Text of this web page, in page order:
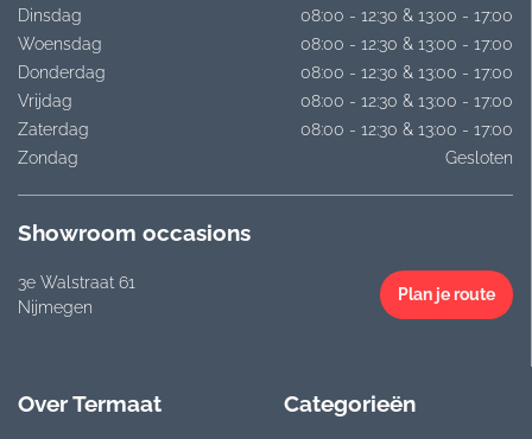
Dinsdag
08:00 - 12:30 & 13:00 - 17:00
Woensdag
08:00 - 12:30 & 13:00 - 17:00
Donderdag
08:00 - 12:30 & 13:00 - 17:00
Vrijdag
08:00 - 12:30 & 13:00 - 17:00
Zaterdag
08:00 - 12:30 & 13:00 - 17:00
Zondag
Gesloten
Showroom occasions
3e Walstraat 61
Nijmegen
Plan je route
Over Termaat Categorieën